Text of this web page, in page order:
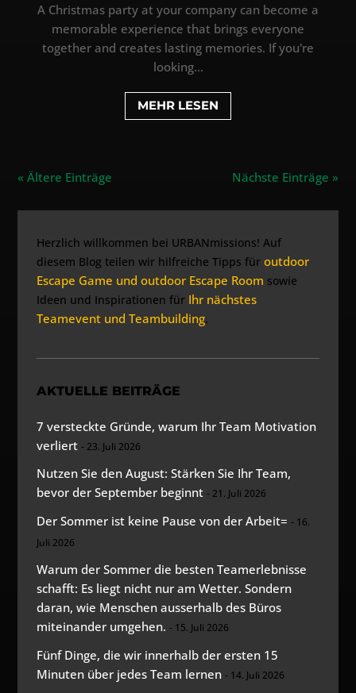
A Christmas party at your company can become a
memorable experience that brings everyone
together and creates lasting memories. If you're
looking...
MEHR LESEN
« Ältere Einträge Nächste Einträge »
Herzlich willkommen bei URBANmissions! Auf
diesem Blog teilen wir hilfreiche Tipps füroutdoor
Escape Game und outdoor Escape Room sowie
Ideen und Inspirationen für Ihr nächstes
Teamevent und Teambuilding.
AKTUELLE BEITRÄGE
7 versteckte Gründe, warum Ihr Team Motivation
verliert
23. Juli 2026
Nutzen Sie den August: Stärken Sie Ihr Team,
bevor der September beginnt
21. Juli 2026
Der Sommer ist keine Pause von der Arbeit=
16.
Juli 2026
Warum der Sommer die besten Teamerlebnisse
schafft: Es liegt nicht nur am Wetter. Sondern
daran, wie Menschen ausserhalb des Büros
miteinander umgehen.
15. Juli 2026
Fünf Dinge, die wir innerhalb der ersten 15
Minuten über jedes Team lernen
14. Juli 2026